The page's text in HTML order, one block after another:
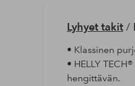
Lyhyet takit/
• Klassinen
• HELLY
hengittävän.